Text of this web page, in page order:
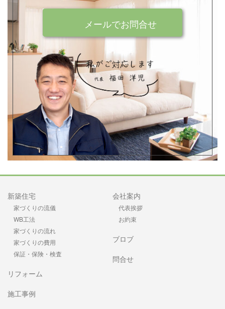
メールでお問合せ
新築住宅
家づくりの流儀
WB工法
家づくりの流れ
家づくりの費用
保証・保険・検査
リフォーム
施工事例
会社案内
代表挨拶
お約束
ブロブ
問合せ